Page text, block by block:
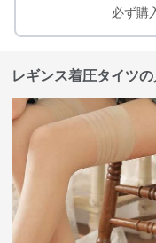
必ず購
レギンス着圧タイツ